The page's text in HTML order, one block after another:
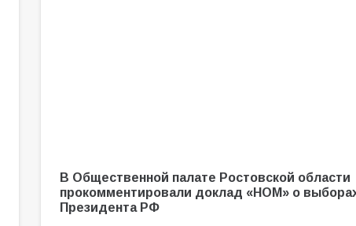
В Общественной палате Ростовской области
прокомментировали доклад «НОМ» о
Президента РФ